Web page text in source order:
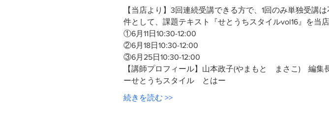
【当店より】3回連続受講できる方で、1回のみ単独受講
件として、課題テキスト『せとうちスタイルvol16』を当
①6月11日10:30-12:00
②6月18日10:30-12:00
③6月25日10:30-12:00
【講師プロフィール】山本政子(やまもと　まさこ) 編集
ーせとうちスタイル　とはー
続きを読む >>